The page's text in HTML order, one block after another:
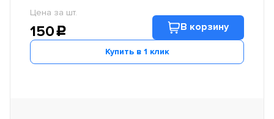
Цена за шт.
150c В корзину
Купить в 1 клик